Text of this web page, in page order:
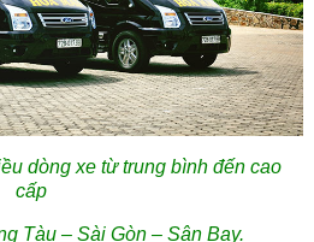
dòng xe từ trung bình đến cao
cấp
Tàu – Sài Gòn – Sân Bay.